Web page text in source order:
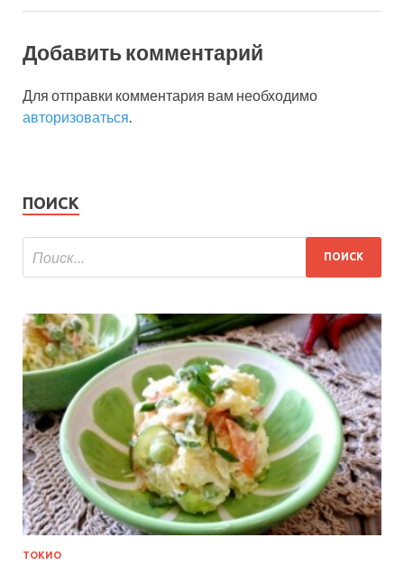
Добавить комментарий
Для отправки комментария вам необходимо
авторизоваться
ПОИСК
ТОКИО